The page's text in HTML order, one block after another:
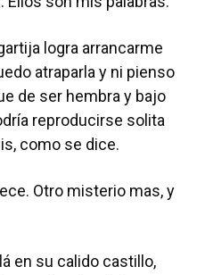
logra arrancarme
atraparla y ni pienso
de ser hembra y bajo
reproducirse solita
como se dice.
Otro misterio mas, y
en su calido castillo,